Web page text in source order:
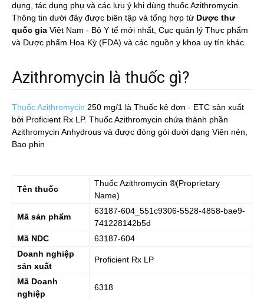
dụng, tác dụng phụ và các lưu ý khi dùng thuốc Azithromycin.
Thông tin dưới đây được biên tập và tổng hợp từ Dược thư
quốc gia Việt Nam - Bộ Y tế mới nhất, Cục quản lý Thực phẩm
và Dược phẩm Hoa Kỳ (FDA) và các nguồn y khoa uy tín khác.
Azithromycin là thuốc gì?
Thuốc Azithromycin 250 mg/1 là Thuốc kê đơn - ETC sản xuất
bởi Proficient Rx LP. Thuốc Azithromycin chứa thành phần
Azithromycin Anhydrous và được đóng gói dưới dạng Viên nén,
Bao phin
Tên thuốc
ThuốcAzithromycin ®(Proprietary
Name)
Mã sản phẩm
63187-604_551c9306-5528-4858-bae9-
741228142b5d
Mã NDC
63187-604
Doanh nghiệp
sản xuất
Proficient Rx LP
Mã Doanh
nghiệp
6318